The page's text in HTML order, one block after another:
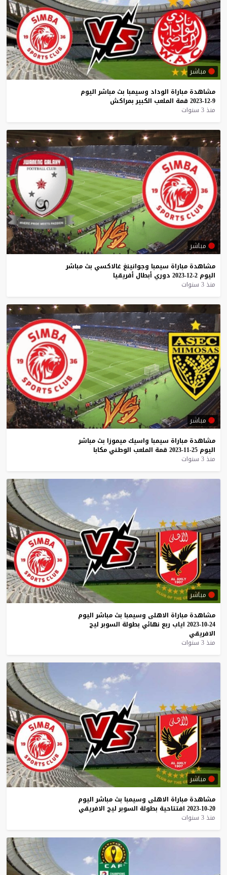
مباشر
مشاهدة مباراة الوداد وسيمبا بث مباشر اليوم
9-12-2023
قمة الملعب الكبير بمراكش
منذ 3 سنوات
مباشر
مشاهدة مباراة سيمبا وجوانينغ غالاكسي بث مباشر
اليوم 2-12-2023 دوري أبطال أفريقيا
منذ 3 سنوات
مباشر
مشاهدة مباراة سيمبا واسيك ميموزا بث مباشر
اليوم 25-11-2023 قمة الملعب الوطني مكابا
منذ 3 سنوات
مباشر
مشاهدة مباراة الاهلى وسيمبا بث مباشر اليوم
24-10-2023
اياب ربع نهائي بطولة السوبر ليج
الافريقي
منذ 3 سنوات
مباشر
مشاهدة مباراة الاهلى وسيمبا بث مباشر اليوم
20-10-2023
افتتاحية بطولة السوبر ليج الافريقي
منذ 3 سنوات